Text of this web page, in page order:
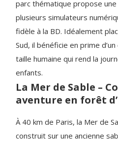
parc thématique propose
plusieurs simulateurs
fidèle à la BD. Idéalement
Sud, il bénéficie en prime
taille humaine qui rend la
enfants.
La Mer de Sable –
aventure en forêt
À 40 km de Paris, la Mer de
construit sur une ancienne